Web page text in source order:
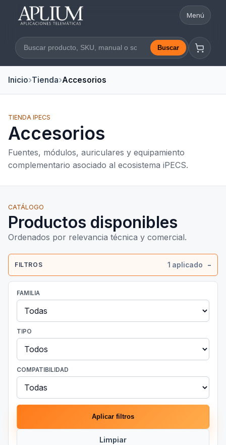
Abrir
Menú
Buscar en la web Buscar
Inicio Tienda Accesorios
TIENDA IPECS
Accesorios
Fuentes, módulos, auriculares y equipamiento
complementario asociado al ecosistema iPECS.
CATÁLOGO
Productos disponibles
Ordenados por relevancia técnica y comercial.
FILTROS 1 aplicado
FAMILIA
TIPO
COMPATIBILIDAD
Aplicar filtros
Limpiar